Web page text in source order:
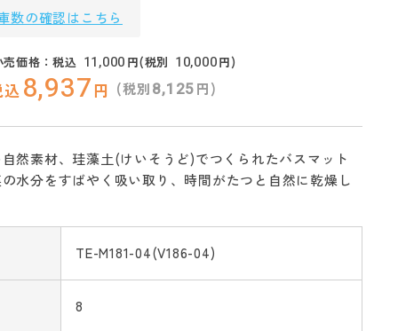
数の確認はこちら
価格：税込 11,000 円(税別 10,000円)
込 8,937円 (税別8,125円)
然素材、珪藻土(けいそうど)でつくられたバスマット
水分をすばやく吸い取り、時間がたつと自然に乾燥し
TE-M181-04(V186-04)
8